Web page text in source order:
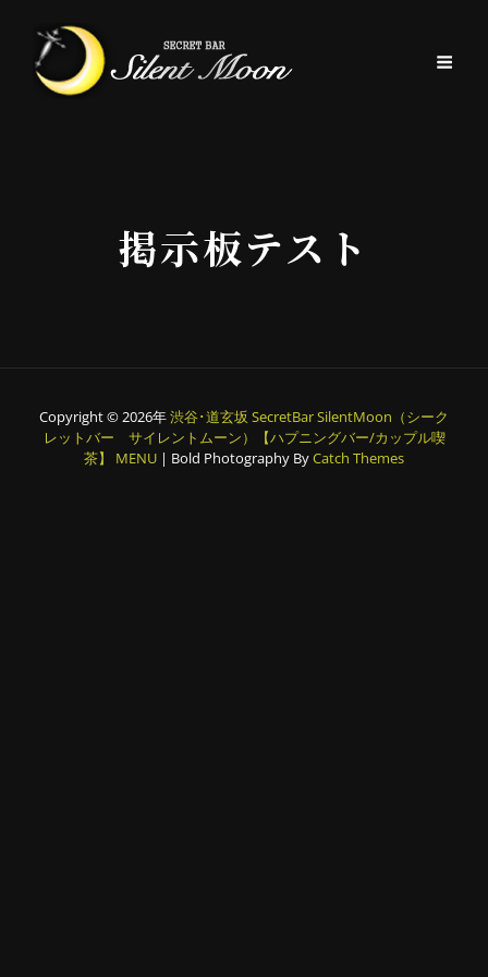
掲示板テスト
Copyright © 2026年渋谷･道玄坂 SecretBar SilentMoon（シーク
レットバー サイレントムーン）【ハプニングバー/カップル喫
茶】
MENU | Bold Photography ByCatch Themes